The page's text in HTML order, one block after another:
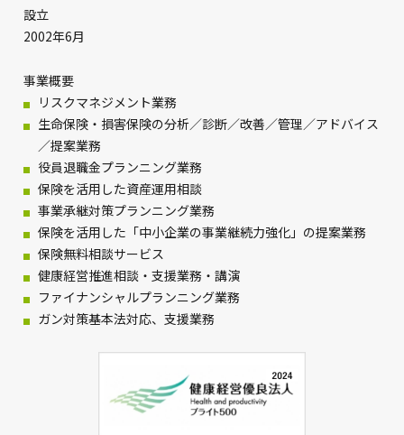
設立
2002年6月
事業概要
リスクマネジメント業務
生命保険・損害保険の分析／診断／改善／管理／アドバイス
／提案業務
役員退職金プランニング業務
保険を活用した資産運用相談
事業承継対策プランニング業務
保険を活用した「中小企業の事業継続力強化」の提案業務
保険無料相談サービス
健康経営推進相談・支援業務・講演
ファイナンシャルプランニング業務
ガン対策基本法対応、支援業務